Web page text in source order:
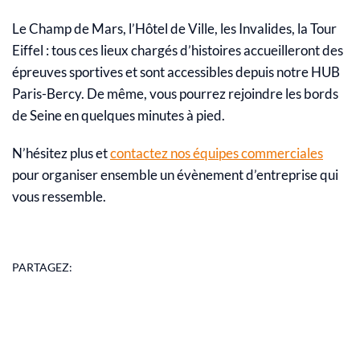
Le Champ de Mars, l’Hôtel de Ville, les Invalides, la Tour
Eiffel : tous ces lieux chargés d’histoires accueilleront des
épreuves sportives et sont accessibles depuis notre HUB
Paris-Bercy. De même, vous pourrez rejoindre les bords
de Seine en quelques minutes à pied.
N’hésitez plus etcontactez nos équipes commerciales
pour organiser ensemble un évènement d’entreprise qui
vous ressemble.
PARTAGEZ: